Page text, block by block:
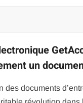
un
des documents